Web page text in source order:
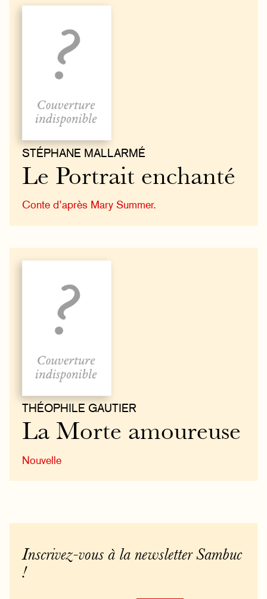
STÉPHANE MALLARMÉ
Le Portrait enchanté
Conte d’après Mary Summer.
THÉOPHILE GAUTIER
La Morte amoureuse
Nouvelle
Inscrivez-vous à la newsletter Sambuc
!